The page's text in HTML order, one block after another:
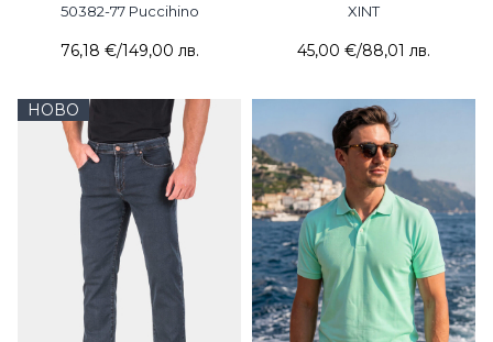
50382-77 Puccihino
76,18 €/149,00 лв.
XINT
45,00 €/88,01 лв.
НОВО